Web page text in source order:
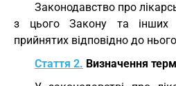
Законодавство про
з цього Закону та інших
прийнятих відповідно до
Стаття 2. Визначення